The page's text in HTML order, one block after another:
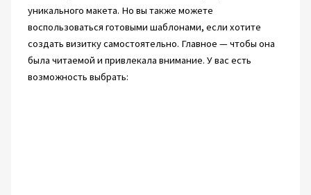
уникального макета. Но вы также можете
воспользоваться готовыми шаблонами, если хотите
создать визитку самостоятельно. Главное — чтобы она
была читаемой и привлекала внимание. У вас есть
возможность выбрать: